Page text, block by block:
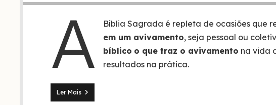
A Bíblia Sagrada é repleta de ocasiões que
em um avivamento, seja pessoal ou
bíblico o que traz o avivamento na vida
resultados na prática.
Ler Mais5
Coisas